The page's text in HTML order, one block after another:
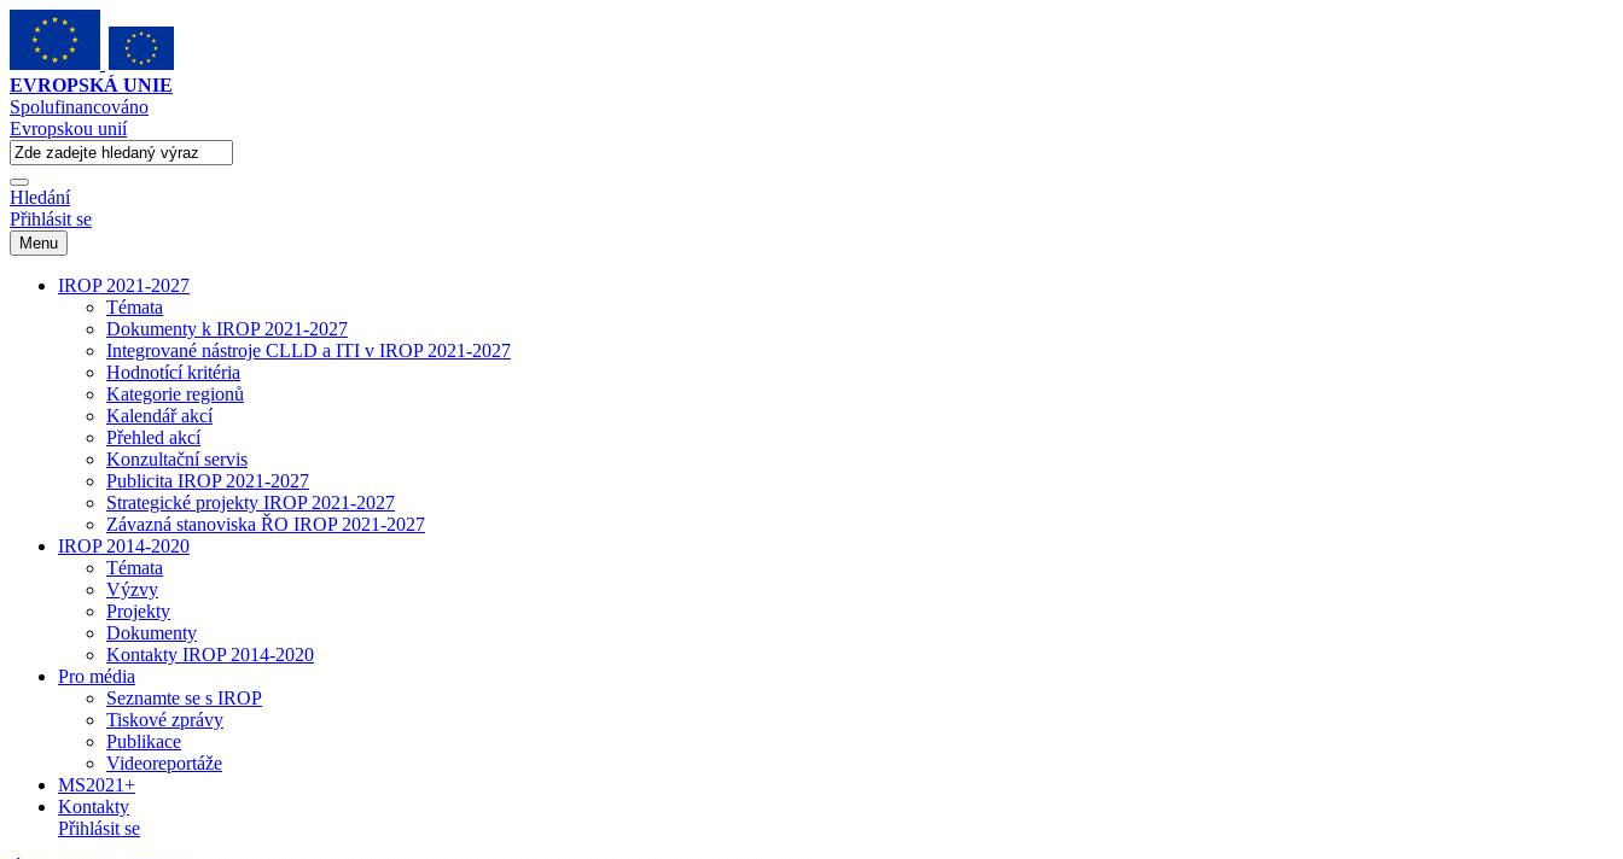
EVROPSKÁ UNIE
Spolufinancováno
Evropskou unií
Hledání
Přihlásit se
Menu
IROP 2021-2027
Témata
Dokumenty k IROP 2021-2027
Integrované nástroje CLLD a ITI v IROP 2021-2027
Hodnotící kritéria
Kategorie regionů
Kalendář akcí
Přehled akcí
Konzultační servis
Publicita IROP 2021-2027
Strategické projekty IROP 2021-2027
Závazná stanoviska ŘO IROP 2021-2027
IROP 2014-2020
Témata
Výzvy
Projekty
Dokumenty
Kontakty IROP 2014-2020
Pro média
Seznamte se s IROP
Tiskové zprávy
Publikace
Videoreportáže
MS2021+
Kontakty
Přihlásit se